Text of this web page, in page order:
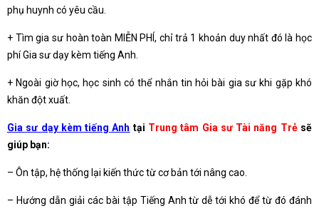
phụ huynh có yêu cầu.
+ Tìm gia sư hoàn toàn MIỄN PHÍ, chỉ trả 1 khoản duy nhất đó là học
phí Gia sư dạy kèm tiếng Anh.
+ Ngoài giờ học, học sinh có thể nhắn tin hỏi bài gia sư khi gặp khó
khăn đột xuất.
Gia sư dạy kèm tiếng Anh tại Trung tâm Gia sư Tài năng Trẻsẽ
giúp bạn:
– Ôn tập, hệ thống lại kiến thức từ cơ bản tới nâng cao.
– Hướng dẫn giải các bài tập Tiếng Anh từ dễ tới khó để từ đó đánh